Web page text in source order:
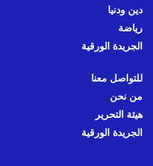
دين ودنيا
رياضة
الجريدة الورقية
للتواصل معنا
من نحن
هيئة التحرير
الجريدة الورقية